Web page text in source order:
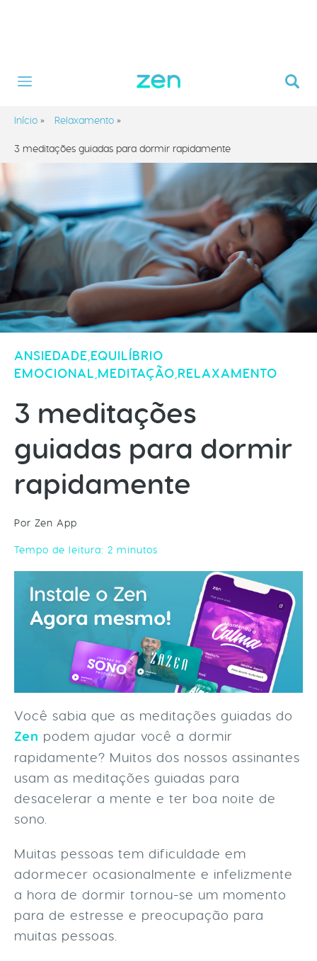
Início » Relaxamento »
3 meditações guiadas para dormir rapidamente
ANSIEDADE,EQUILÍBRIO
EMOCIONAL,MEDITAÇÃO,RELAXAMENTO
3 meditações
guiadas para dormir
rapidamente
Por Zen App
Tempo de leitura: 2 minutos
Você sabia que as meditações guiadas do
Zen podem ajudar você a dormir
rapidamente? Muitos dos nossos assinantes
usam as meditações guiadas para
desacelerar a mente e ter boa noite de
sono.
Muitas pessoas tem dificuldade em
adormecer ocasionalmente e infelizmente
a hora de dormir tornou-se um momento
para de estresse e preocupação para
muitas pessoas.